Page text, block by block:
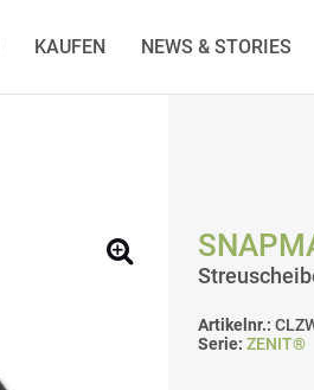
KAUFEN NEWS & STORIES
Artikelnr.:
Serie: ZENIT®